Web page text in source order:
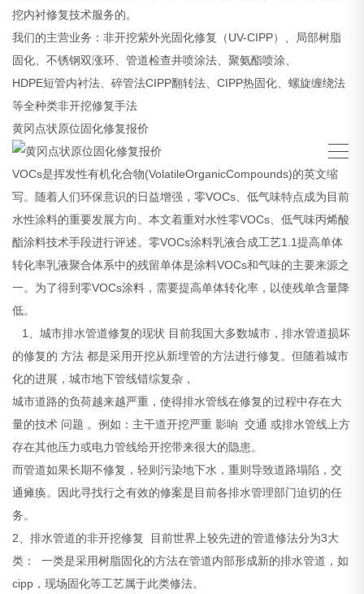
挖内衬修复技术服务的。
我们的主营业务：非开挖紫外光固化修复（UV-CIPP）、局部树脂
固化、不锈钢双涨环、管道检查井喷涂法、聚氨酯喷涂、
HDPE短管内衬法、碎管法CIPP翻转法、CIPP热固化、螺旋缠绕法
等全种类非开挖修复手法
黄冈点状原位固化修复报价
VOCs是挥发性有机化合物(VolatileOrganicCompounds)的英文缩
写。随着人们环保意识的日益增强，零VOCs、低气味特点成为目前
水性涂料的重要发展方向。本文着重对水性零VOCs、低气味丙烯酸
酯涂料技术手段进行评述。零VOCs涂料乳液合成工艺1.1提高单体
转化率乳液聚合体系中的残留单体是涂料VOCs和气味的主要来源之
一。为了得到零VOCs涂料，需要提高单体转化率，以使残单含量降
低。
1、城市排水管道修复的现状 目前我国大多数城市，排水管道损坏
的修复的 方法 都是采用开挖从新埋管的方法进行修复。但随着城市
化的进展，城市地下管线错综复杂，
城市道路的负荷越来越严重，使得排水管线在修复的过程中存在大
量的技术 问题 。例如：主干道开挖严重 影响 交通 或排水管线上方
存在其他压力或电力管线给开挖带来很大的隐患。
而管道如果长期不修复，轻则污染地下水，重则导致道路塌陷，交
通瘫痪。因此寻找行之有效的修案是目前各排水管理部门迫切的任
务。
2、排水管道的非开挖修复 目前世界上较先进的管道修法分为3大
类： 一类是采用树脂固化的方法在管道内部形成新的排水管道，如
cipp，现场固化等工艺属于此类修法。